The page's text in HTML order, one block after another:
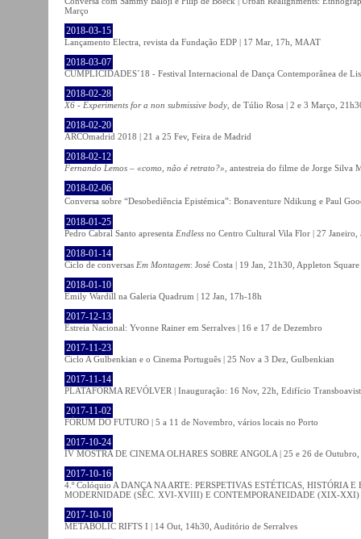
Março
2018-03-15
Lançamento Electra, revista da Fundação EDP | 17 Mar, 17h, MAAT
2018-03-07
CUMPLICIDADES´18 - Festival Internacional de Dança Contemporânea de
2018-02-28
X6 - Experiments for a non submissive body , de Túlio Rosa | 2 e 3 Março,
2018-02-20
ARCOmadrid 2018 | 21 a 25 Fev, Feira de Madrid
2018-02-12
Fernando Lemos – «como, não é retrato?» , antestreia do filme de Jorge Silva
2018-02-06
Conversa sobre “Desobediência Epistémica”: Bonaventure Ndikung e Paul
2018-01-25
Pedro Cabral Santo apresenta Endless no Centro Cultural Vila Flor | 27 Janeiro,
2018-01-14
Ciclo de conversas Em Montagem: José Costa | 19 Jan, 21h30, Appleton Square
2018-01-10
Emily Wardill na Galeria Quadrum | 12 Jan, 17h-18h
2017-12-13
Estreia Nacional: Yvonne Rainer em Serralves | 16 e 17 de Dezembro
2017-11-23
Ciclo A Gulbenkian e o Cinema Português | 25 Nov a 3 Dez, Gulbenkian
2017-11-14
PLATAFORMA REVÓLVER | Inauguração: 16 Nov, 22h, Edifício
2017-11-02
FÓRUM DO FUTURO | 5 a 11 de Novembro, vários locais no Porto
2017-10-24
IV MOSTRA DE CINEMA OLHARES SOBRE ANGOLA | 25 e 26 de
2017-10-16
4.º Colóquio A DANÇA NA ARTE: PERSPETIVAS ESTÉTICAS, HISTÓRIA
MODERNIDADE (SÉC. XVI-XVIII) E CONTEMPORANEIDADE (XIX-XXI)
2017-10-10
METABOLIC RIFTS I | 14 Out, 14h30, Auditório de Serralves